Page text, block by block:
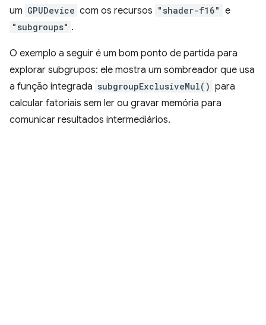
um GPUDevice com os recursos "shader-f16" e
"subgroups" .
O exemplo a seguir é um bom ponto de partida para
explorar subgrupos: ele mostra um sombreador que usa
a função integrada subgroupExclusiveMul() para
calcular fatoriais sem ler ou gravar memória para
comunicar resultados intermediários.